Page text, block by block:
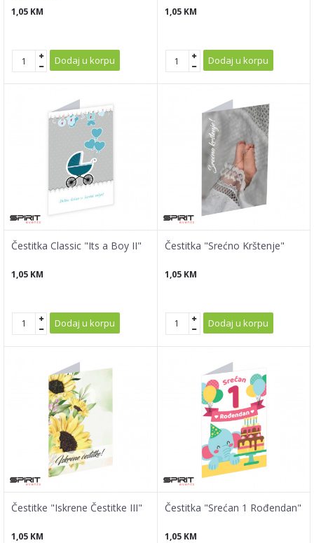
1,05 KM
Dodaj u korpu
1,05 KM
Dodaj u korpu
Čestitka Classic "Its a Boy II"
1,05 KM
Dodaj u korpu
Čestitka "Srećno Krštenje"
1,05 KM
Dodaj u korpu
Čestitke "Iskrene Čestitke III"
1,05 KM
Čestitka "Srećan 1 Rođendan"
1,05 KM